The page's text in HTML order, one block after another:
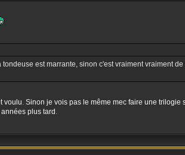
tondeuse est marrante, sinon c'est vraiment vraiment
voulu. Sinon je vois pas le même mec faire une
plus tard.